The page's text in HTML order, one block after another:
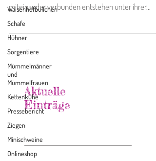
Waisenhofbullchen
Schafe
Hühner
Sorgentiere
Mümmelmänner
und
Mümmelfrauen
Kettenkühe
Pressebericht
Ziegen
Minischweine
Onlineshop
miteinander verbunden entstehen unter ihrer...
Aktuelle
Einträge